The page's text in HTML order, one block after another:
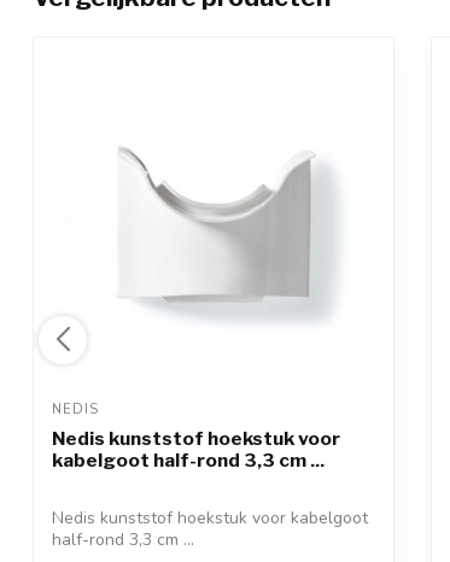
NEDIS
Nedis kunststof hoekstuk voor
kabelgoot half-rond 3,3 cm ...
Nedis kunststof hoekstuk voor kabelgoot
half-rond 3,3 cm ...